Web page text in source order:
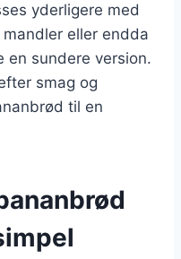
yderligere med
eller endda
sundere version.
smag og
til en